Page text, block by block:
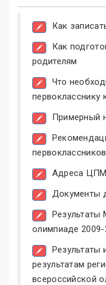
Как
Как
родителям
Что
первокласснику
Примерный
первоклассников
Адреса
Результаты
олимпиаде 2009-
Результаты
результатам
всероссийской